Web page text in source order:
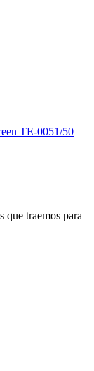
TE-0051/50
que traemos para